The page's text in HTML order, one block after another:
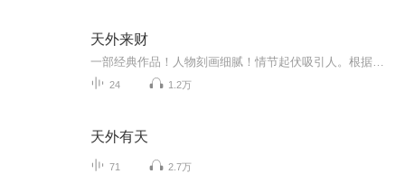
天外来财
24 1.2万
天外有天
71 2.7万